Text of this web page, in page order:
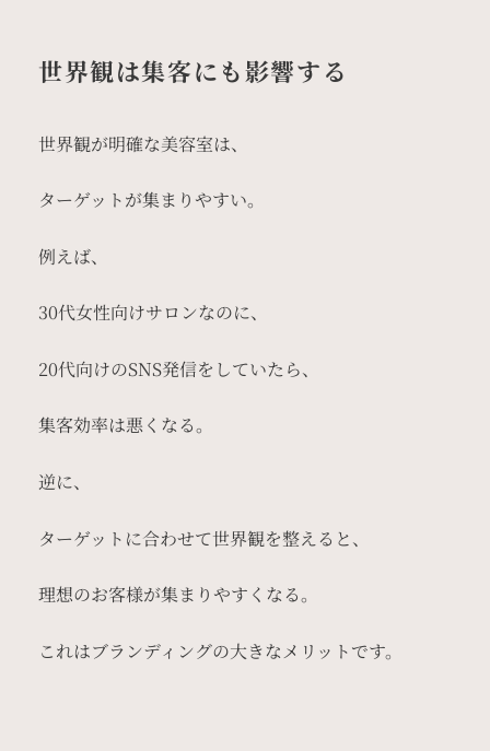
世界観は集客にも影響する
世界観が明確な美容室は、
ターゲットが集まりやすい。
例えば、
30代女性向けサロンなのに、
20代向けのSNS発信をしていたら、
集客効率は悪くなる。
逆に、
ターゲットに合わせて世界観を整えると、
理想のお客様が集まりやすくなる。
これはブランディングの大きなメリットです。